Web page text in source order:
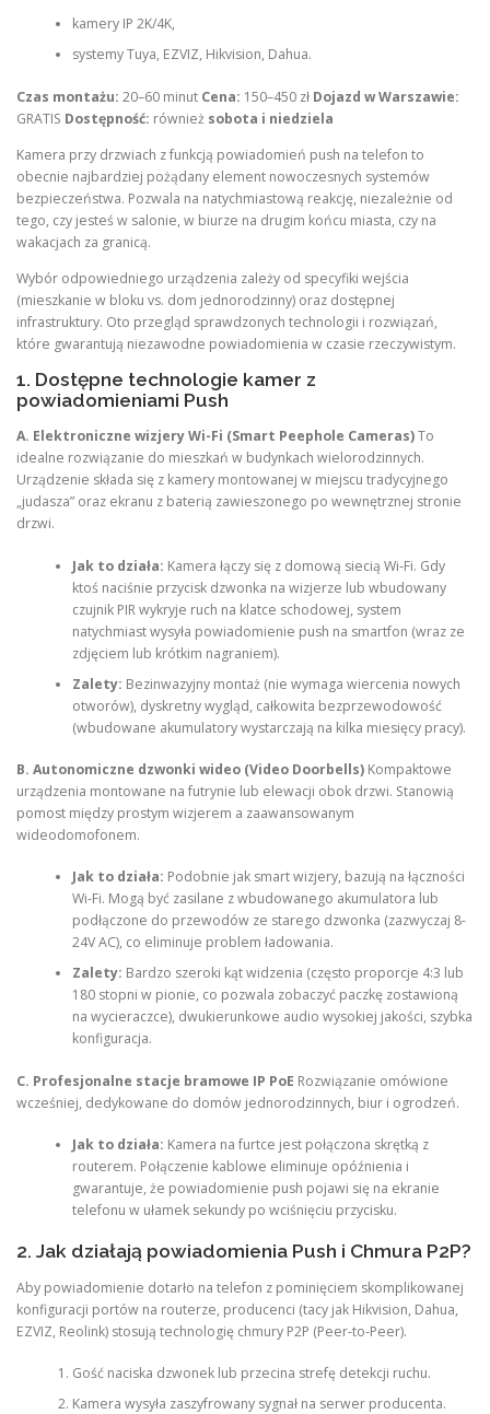
kamery IP 2K/4K,
systemy Tuya, EZVIZ, Hikvision, Dahua.
Czas montażu: 20–60 minut Cena: 150–450 zł Dojazd w Warszawie:
GRATIS Dostępność: również sobota i niedziela
Kamera przy drzwiach z funkcją powiadomień push na telefon to
obecnie najbardziej pożądany element nowoczesnych systemów
bezpieczeństwa. Pozwala na natychmiastową reakcję, niezależnie od
tego, czy jesteś w salonie, w biurze na drugim końcu miasta, czy na
wakacjach za granicą.
Wybór odpowiedniego urządzenia zależy od specyfiki wejścia
(mieszkanie w bloku vs. dom jednorodzinny) oraz dostępnej
infrastruktury. Oto przegląd sprawdzonych technologii i rozwiązań,
które gwarantują niezawodne powiadomienia w czasie rzeczywistym.
1. Dostępne technologie kamer z
powiadomieniami Push
A. Elektroniczne wizjery Wi-Fi (Smart Peephole Cameras)To
idealne rozwiązanie do mieszkań w budynkach wielorodzinnych.
Urządzenie składa się z kamery montowanej w miejscu tradycyjnego
„judasza” oraz ekranu z baterią zawieszonego po wewnętrznej stronie
drzwi.
Jak to działa: Kamera łączy się z domową siecią Wi-Fi. Gdy
ktoś naciśnie przycisk dzwonka na wizjerze lub wbudowany
czujnik PIR wykryje ruch na klatce schodowej, system
natychmiast wysyła powiadomienie push na smartfon (wraz ze
zdjęciem lub krótkim nagraniem).
Zalety: Bezinwazyjny montaż (nie wymaga wiercenia nowych
otworów), dyskretny wygląd, całkowita bezprzewodowość
(wbudowane akumulatory wystarczają na kilka miesięcy pracy).
B. Autonomiczne dzwonki wideo (Video Doorbells) Kompaktowe
urządzenia montowane na futrynie lub elewacji obok drzwi. Stanowią
pomost między prostym wizjerem a zaawansowanym
wideodomofonem.
Jak to działa: Podobnie jak smart wizjery, bazują na łączności
Wi-Fi. Mogą być zasilane z wbudowanego akumulatora lub
podłączone do przewodów ze starego dzwonka (zazwyczaj 8-
24V AC), co eliminuje problem ładowania.
Zalety: Bardzo szeroki kąt widzenia (często proporcje 4:3 lub
180 stopni w pionie, co pozwala zobaczyć paczkę zostawioną
na wycieraczce), dwukierunkowe audio wysokiej jakości, szybka
konfiguracja.
C. Profesjonalne stacje bramowe IP PoE Rozwiązanie omówione
wcześniej, dedykowane do domów jednorodzinnych, biur i ogrodzeń.
Jak to działa: Kamera na furtce jest połączona skrętką z
routerem. Połączenie kablowe eliminuje opóźnienia i
gwarantuje, że powiadomienie push pojawi się na ekranie
telefonu w ułamek sekundy po wciśnięciu przycisku.
2. Jak działają powiadomienia Push i Chmura P2P?
Aby powiadomienie dotarło na telefon z pominięciem skomplikowanej
konfiguracji portów na routerze, producenci (tacy jak Hikvision, Dahua,
EZVIZ, Reolink) stosują technologię chmury P2P (Peer-to-Peer).
Gość naciska dzwonek lub przecina strefę detekcji ruchu.
Kamera wysyła zaszyfrowany sygnał na serwer producenta.